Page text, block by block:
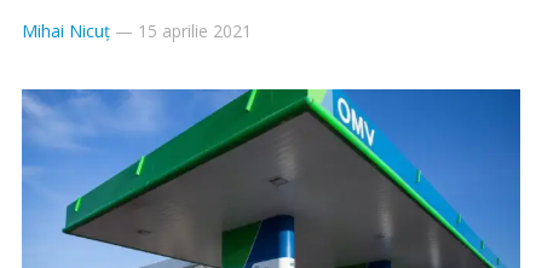
Mihai Nicuț— 15 aprilie 2021